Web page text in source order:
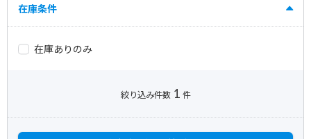
在庫条件
在庫ありのみ
絞り込み件数 1 件